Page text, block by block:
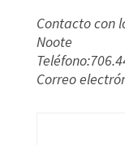
Contacto con
Noote
Correo